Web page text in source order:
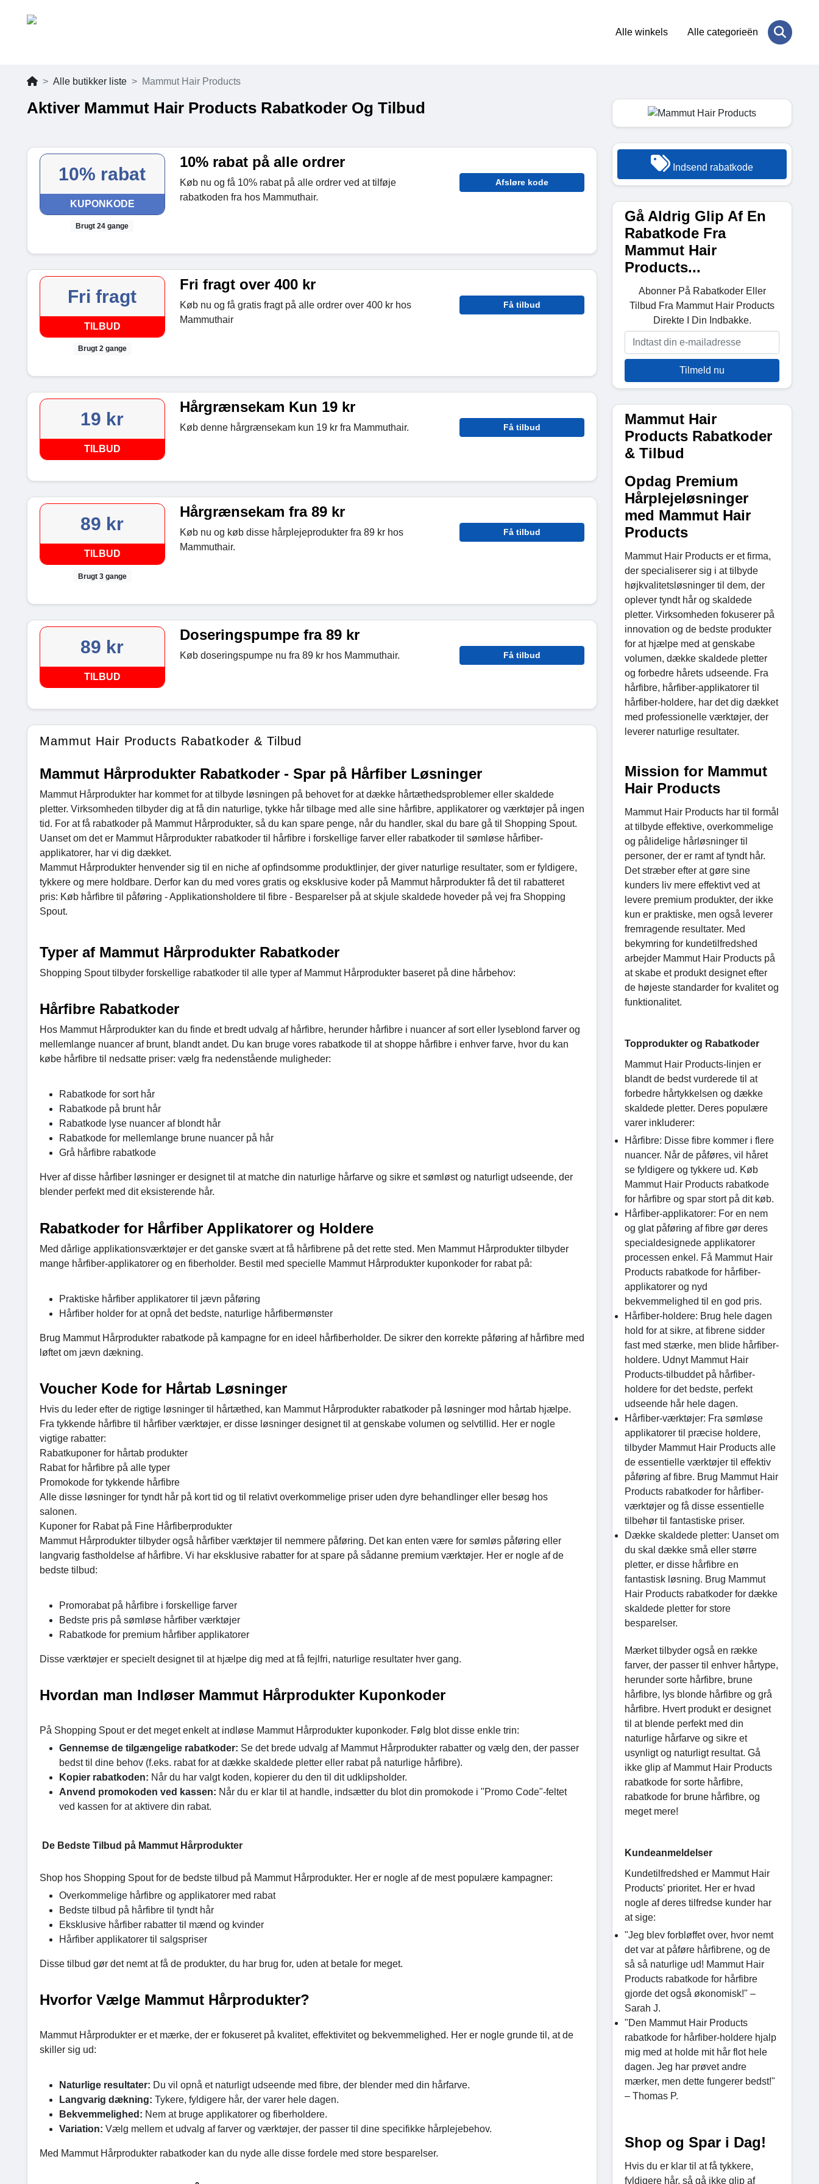
Alle winkels Alle categorieën
Alle butikker liste Mammut Hair Products
Aktiver Mammut Hair Products Rabatkoder Og Tilbud
10% rabat
KUPONKODE
Brugt 24 gange
10% rabat på alle ordrer
Køb nu og få 10% rabat på alle ordrer ved at tilføje
rabatkoden fra hos Mammuthair.
Afsløre kode
Fri fragt
TILBUD
Brugt 2 gange
Fri fragt over 400 kr
Køb nu og få gratis fragt på alle ordrer over 400 kr hos
Mammuthair
Få tilbud
19 kr
TILBUD
Hårgrænsekam Kun 19 kr
Køb denne hårgrænsekam kun 19 kr fra Mammuthair. Få tilbud
89 kr
TILBUD
Brugt 3 gange
Hårgrænsekam fra 89 kr
Køb nu og køb disse hårplejeprodukter fra 89 kr hos
Mammuthair.
Få tilbud
89 kr
TILBUD
Doseringspumpe fra 89 kr
Køb doseringspumpe nu fra 89 kr hos Mammuthair. Få tilbud
Mammut Hair Products Rabatkoder & Tilbud
Mammut Hårprodukter Rabatkoder - Spar på Hårfiber Løsninger
Mammut Hårprodukter har kommet for at tilbyde løsningen på behovet for at dække hårtæthedsproblemer eller skaldede
pletter. Virksomheden tilbyder dig at få din naturlige, tykke hår tilbage med alle sine hårfibre, applikatorer og værktøjer på ingen
tid. For at få rabatkoder på Mammut Hårprodukter, så du kan spare penge, når du handler, skal du bare gå til Shopping Spout.
Uanset om det er Mammut Hårprodukter rabatkoder til hårfibre i forskellige farver eller rabatkoder til sømløse hårfiber-
applikatorer, har vi dig dækket.
Mammut Hårprodukter henvender sig til en niche af opfindsomme produktlinjer, der giver naturlige resultater, som er fyldigere,
tykkere og mere holdbare. Derfor kan du med vores gratis og eksklusive koder på Mammut hårprodukter få det til rabatteret
pris: Køb hårfibre til påføring - Applikationsholdere til fibre - Besparelser på at skjule skaldede hoveder på vej fra Shopping
Spout.
Typer af Mammut Hårprodukter Rabatkoder
Shopping Spout tilbyder forskellige rabatkoder til alle typer af Mammut Hårprodukter baseret på dine hårbehov:
Hårfibre Rabatkoder
Hos Mammut Hårprodukter kan du finde et bredt udvalg af hårfibre, herunder hårfibre i nuancer af sort eller lyseblond farver og
mellemlange nuancer af brunt, blandt andet. Du kan bruge vores rabatkode til at shoppe hårfibre i enhver farve, hvor du kan
købe hårfibre til nedsatte priser: vælg fra nedenstående muligheder:
Rabatkode for sort hår
Rabatkode på brunt hår
Rabatkode lyse nuancer af blondt hår
Rabatkode for mellemlange brune nuancer på hår
Grå hårfibre rabatkode
Hver af disse hårfiber løsninger er designet til at matche din naturlige hårfarve og sikre et sømløst og naturligt udseende, der
blender perfekt med dit eksisterende hår.
Rabatkoder for Hårfiber Applikatorer og Holdere
Med dårlige applikationsværktøjer er det ganske svært at få hårfibrene på det rette sted. Men Mammut Hårprodukter tilbyder
mange hårfiber-applikatorer og en fiberholder. Bestil med specielle Mammut Hårprodukter kuponkoder for rabat på:
Praktiske hårfiber applikatorer til jævn påføring
Hårfiber holder for at opnå det bedste, naturlige hårfibermønster
Brug Mammut Hårprodukter rabatkode på kampagne for en ideel hårfiberholder. De sikrer den korrekte påføring af hårfibre med
løftet om jævn dækning.
Voucher Kode for Hårtab Løsninger
Hvis du leder efter de rigtige løsninger til hårtæthed, kan Mammut Hårprodukter rabatkoder på løsninger mod hårtab hjælpe.
Fra tykkende hårfibre til hårfiber værktøjer, er disse løsninger designet til at genskabe volumen og selvtillid. Her er nogle
vigtige rabatter:
Rabatkuponer for hårtab produkter
Rabat for hårfibre på alle typer
Promokode for tykkende hårfibre
Alle disse løsninger for tyndt hår på kort tid og til relativt overkommelige priser uden dyre behandlinger eller besøg hos
salonen.
Kuponer for Rabat på Fine Hårfiberprodukter
Mammut Hårprodukter tilbyder også hårfiber værktøjer til nemmere påføring. Det kan enten være for sømløs påføring eller
langvarig fastholdelse af hårfibre. Vi har eksklusive rabatter for at spare på sådanne premium værktøjer. Her er nogle af de
bedste tilbud:
Promorabat på hårfibre i forskellige farver
Bedste pris på sømløse hårfiber værktøjer
Rabatkode for premium hårfiber applikatorer
Disse værktøjer er specielt designet til at hjælpe dig med at få fejlfri, naturlige resultater hver gang.
Hvordan man Indløser Mammut Hårprodukter Kuponkoder
På Shopping Spout er det meget enkelt at indløse Mammut Hårprodukter kuponkoder. Følg blot disse enkle trin:
Gennemse de tilgængelige rabatkoder: Se det brede udvalg af Mammut Hårprodukter rabatter og vælg den, der passer
bedst til dine behov (f.eks. rabat for at dække skaldede pletter eller rabat på naturlige hårfibre).
Kopier rabatkoden: Når du har valgt koden, kopierer du den til dit udklipsholder.
Anvend promokoden ved kassen: Når du er klar til at handle, indsætter du blot din promokode i "Promo Code"-feltet
ved kassen for at aktivere din rabat.
De Bedste Tilbud på Mammut Hårprodukter
Shop hos Shopping Spout for de bedste tilbud på Mammut Hårprodukter. Her er nogle af de mest populære kampagner:
Overkommelige hårfibre og applikatorer med rabat
Bedste tilbud på hårfibre til tyndt hår
Eksklusive hårfiber rabatter til mænd og kvinder
Hårfiber applikatorer til salgspriser
Disse tilbud gør det nemt at få de produkter, du har brug for, uden at betale for meget.
Hvorfor Vælge Mammut Hårprodukter?
Mammut Hårprodukter er et mærke, der er fokuseret på kvalitet, effektivitet og bekvemmelighed. Her er nogle grunde til, at de
skiller sig ud:
Naturlige resultater: Du vil opnå et naturligt udseende med fibre, der blender med din hårfarve.
Langvarig dækning: Tykere, fyldigere hår, der varer hele dagen.
Bekvemmelighed: Nem at bruge applikatorer og fiberholdere.
Variation: Vælg mellem et udvalg af farver og værktøjer, der passer til dine specifikke hårplejebehov.
Med Mammut Hårprodukter rabatkoder kan du nyde alle disse fordele med store besparelser.
Indsend rabatkode
Gå Aldrig Glip Af En
Rabatkode Fra
Mammut Hair
Products...
Abonner På Rabatkoder Eller
Tilbud Fra Mammut Hair Products
Direkte I Din Indbakke.
Tilmeld nu
Mammut Hair
Products Rabatkoder
& Tilbud
Opdag Premium
Hårplejeløsninger
med Mammut Hair
Products
Mammut Hair Products er et firma,
der specialiserer sig i at tilbyde
højkvalitetsløsninger til dem, der
oplever tyndt hår og skaldede
pletter. Virksomheden fokuserer på
innovation og de bedste produkter
for at hjælpe med at genskabe
volumen, dække skaldede pletter
og forbedre hårets udseende. Fra
hårfibre, hårfiber-applikatorer til
hårfiber-holdere, har det dig dækket
med professionelle værktøjer, der
leverer naturlige resultater.
Mission for Mammut
Hair Products
Mammut Hair Products har til formål
at tilbyde effektive, overkommelige
og pålidelige hårløsninger til
personer, der er ramt af tyndt hår.
Det stræber efter at gøre sine
kunders liv mere effektivt ved at
levere premium produkter, der ikke
kun er praktiske, men også leverer
fremragende resultater. Med
bekymring for kundetilfredshed
arbejder Mammut Hair Products på
at skabe et produkt designet efter
de højeste standarder for kvalitet og
funktionalitet.
Topprodukter og Rabatkoder
Mammut Hair Products-linjen er
blandt de bedst vurderede til at
forbedre hårtykkelsen og dække
skaldede pletter. Deres populære
varer inkluderer:
Hårfibre: Disse fibre kommer i flere
nuancer. Når de påføres, vil håret
se fyldigere og tykkere ud. Køb
Mammut Hair Products rabatkode
for hårfibre og spar stort på dit køb.
Hårfiber-applikatorer: For en nem
og glat påføring af fibre gør deres
specialdesignede applikatorer
processen enkel. Få Mammut Hair
Products rabatkode for hårfiber-
applikatorer og nyd
bekvemmelighed til en god pris.
Hårfiber-holdere: Brug hele dagen
hold for at sikre, at fibrene sidder
fast med stærke, men blide hårfiber-
holdere. Udnyt Mammut Hair
Products-tilbuddet på hårfiber-
holdere for det bedste, perfekt
udseende hår hele dagen.
Hårfiber-værktøjer: Fra sømløse
applikatorer til præcise holdere,
tilbyder Mammut Hair Products alle
de essentielle værktøjer til effektiv
påføring af fibre. Brug Mammut Hair
Products rabatkoder for hårfiber-
værktøjer og få disse essentielle
tilbehør til fantastiske priser.
Dække skaldede pletter: Uanset om
du skal dække små eller større
pletter, er disse hårfibre en
fantastisk løsning. Brug Mammut
Hair Products rabatkoder for dække
skaldede pletter for store
besparelser.
Mærket tilbyder også en række
farver, der passer til enhver hårtype,
herunder sorte hårfibre, brune
hårfibre, lys blonde hårfibre og grå
hårfibre. Hvert produkt er designet
til at blende perfekt med din
naturlige hårfarve og sikre et
usynligt og naturligt resultat. Gå
ikke glip af Mammut Hair Products
rabatkode for sorte hårfibre,
rabatkode for brune hårfibre, og
meget mere!
Kundeanmeldelser
Kundetilfredshed er Mammut Hair
Products' prioritet. Her er hvad
nogle af deres tilfredse kunder har
at sige:
"Jeg blev forbløffet over, hvor nemt
det var at påføre hårfibrene, og de
så så naturlige ud! Mammut Hair
Products rabatkode for hårfibre
gjorde det også økonomisk!" –
Sarah J.
"Den Mammut Hair Products
rabatkode for hårfiber-holdere hjalp
mig med at holde mit hår flot hele
dagen. Jeg har prøvet andre
mærker, men dette fungerer bedst!"
– Thomas P.
Shop og Spar i Dag!
Hvis du er klar til at få tykkere,
fyldigere hår, så gå ikke glip af